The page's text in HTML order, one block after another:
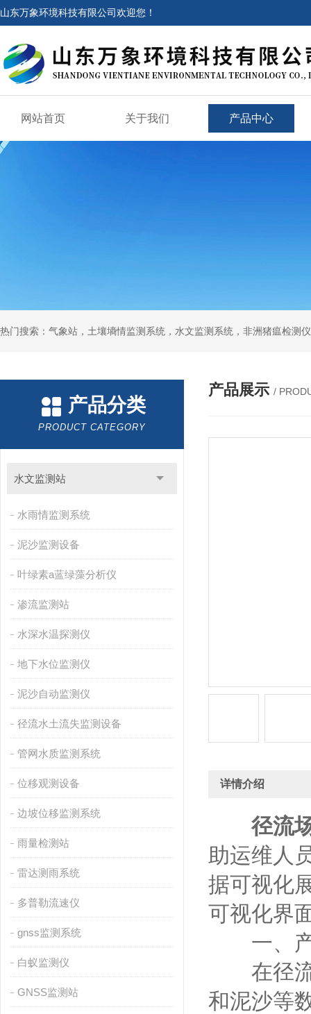
山东万象环境科技有限公司欢迎您！
网站首页 关于我们 产品中心
热门搜索：气象站，土壤墒情监测系统，水文监测系统，非洲猪瘟检测
产品分类
PRODUCT CATEGORY
水文监测站
水雨情监测系统
泥沙监测设备
叶绿素a蓝绿藻分析仪
渗流监测站
水深水温探测仪
地下水位监测仪
泥沙自动监测仪
径流水土流失监测设备
管网水质监测系统
位移观测设备
边坡位移监测系统
雨量检测站
雷达测雨系统
多普勒流速仪
gnss监测系统
白蚁监测仪
GNSS监测站
产品展示 /
详情介绍
径流
助运维人
据可视化
可视化界
一、产
在径流
和泥沙等